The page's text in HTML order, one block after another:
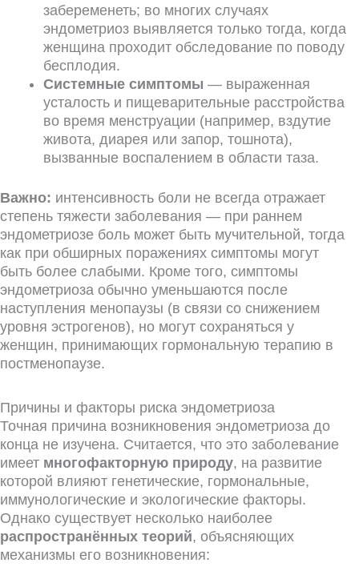
забеременеть; во многих случаях
эндометриоз выявляется только тогда, когда
женщина проходит обследование по поводу
бесплодия.
Системные симптомы — выраженная
усталость и пищеварительные расстройства
во время менструации (например, вздутие
живота, диарея или запор, тошнота),
вызванные воспалением в области таза.
Важно: интенсивность боли не всегда отражает
степень тяжести заболевания — при раннем
эндометриозе боль может быть мучительной, тогда
как при обширных поражениях симптомы могут
быть более слабыми. Кроме того, симптомы
эндометриоза обычно уменьшаются после
наступления менопаузы (в связи со снижением
уровня эстрогенов), но могут сохраняться у
женщин, принимающих гормональную терапию в
постменопаузе.
Причины и факторы риска эндометриоза
Точная причина возникновения эндометриоза до
конца не изучена. Считается, что это заболевание
имеет многофакторную природу, на развитие
которой влияют генетические, гормональные,
иммунологические и экологические факторы.
Однако существует несколько наиболее
распространённых теорий, объясняющих
механизмы его возникновения: